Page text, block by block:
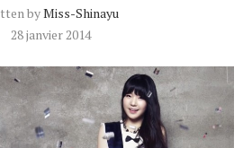
byMiss-Shinayu
28 janvier 2014